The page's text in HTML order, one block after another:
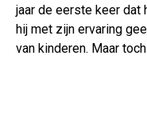
jaar de eerste keer dat
hij met zijn ervaring
van kinderen. Maar